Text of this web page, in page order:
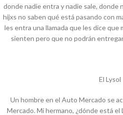
donde nadie entra y nadie sale, donde
hijxs no saben qué está pasando con
les entra una llamada que les dice que
sienten pero que no podrán
El Lysol
Un hombre en el Auto Mercado se
Mercado. Mi hermano, ¿dónde está el